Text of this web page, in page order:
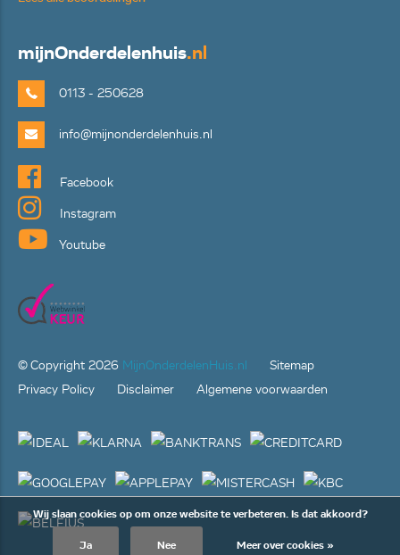
Wij slaan cookies op om onze website te verbeteren. Is dat akkoord?
Ja Nee Meer over cookies »
mijnOnderdelenhuis.nl
0113 - 250628
info@mijnonderdelenhuis.nl
Facebook
Instagram
Youtube
© Copyright 2026 MijnOnderdelenHuis.nl
Sitemap
Privacy Policy
Disclaimer Algemene voorwaarden